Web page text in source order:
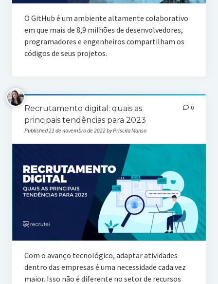
O GitHub é um ambiente altamente colaborativo
em que mais de 8,9 milhões de desenvolvedores,
programadores e engenheiros compartilham os
códigos de seus projetos.
Recrutamento digital: quais as
principais tendências para 2023
Published 21 de novembro de 2022 by Priscila Manso
0
Com o avanço tecnológico, adaptar atividades
dentro das empresas é uma necessidade cada vez
maior. Isso não é diferente no setor de recursos